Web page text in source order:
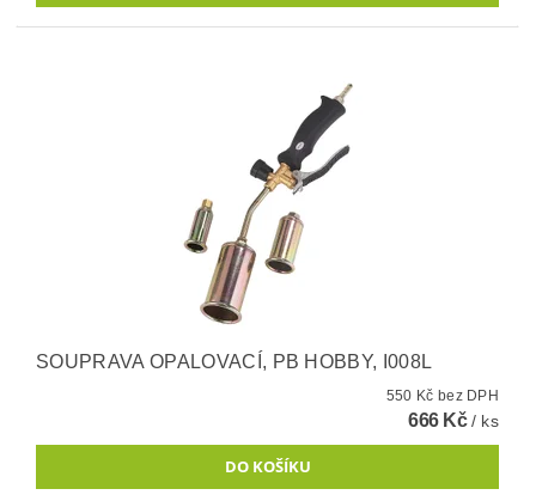
SOUPRAVA OPALOVACÍ, PB HOBBY, I008L
550 Kč bez DPH
666 Kč/ ks